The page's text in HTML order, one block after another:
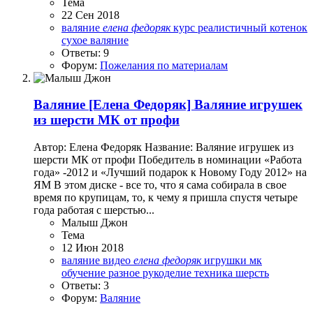
22 Сен 2018
валяние елена федоряк курс реалистичный котенок
сухое валяние
Ответы: 9
Форум: Пожелания по материалам
Валяние [Елена Федоряк] Валяние игрушек
из шерсти МК от профи
Автор: Елена Федоряк Название: Валяние игрушек из
шерсти МК от профи Победитель в номинации «Работа
года» -2012 и «Лучший подарок к Новому Году 2012» на
ЯМ В этом диске - все то, что я сама собирала в свое
время по крупицам, то, к чему я пришла спустя четыре
года работая с шерстью...
Малыш Джон
Тема
12 Июн 2018
валяние видео елена федоряк игрушки мк
обучение разное рукоделие техника шерсть
Ответы: 3
Форум: Валяние